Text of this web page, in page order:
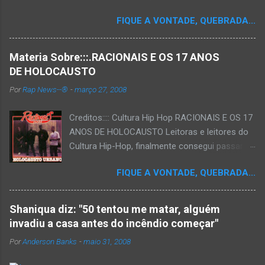
FIQUE A VONTADE, QUEBRADA...
Materia Sobre:::.RACIONAIS E OS 17 ANOS
DE HOLOCAUSTO
PorRap News--® -março 27, 2008
Creditos:::: Cultura Hip Hop RACIONAIS E OS 17
ANOS DE HOLOCAUSTO Leitoras e leitores do
Cultura Hip-Hop, finalmente consegui passar
que há muito tempo vinha maturando: uma
espécie de "ensaio-tributo" ao disco mais
importante do rap brasileiro, que completará 17
anos agora em 2008. Falo de "Holocausto
Urbano", do grupo paulistano Racionais MC's.
Como de costume, uma pequena digressão. É
FIQUE A VONTADE, QUEBRADA...
Shaniqua diz: "50 tentou me matar, alguém
invadiu a casa antes do incêndio começar"
PorAnderson Banks -maio 31, 2008